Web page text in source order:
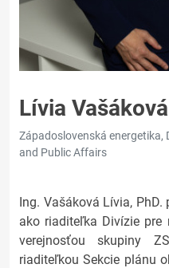
Lívia Vašáková
Západoslovenská energetika,
and Public Affairs
Ing. Vašáková Lívia,
ako riaditeľka Divízie
verejnosťou skupiny
riaditeľkou Sekcie plánu